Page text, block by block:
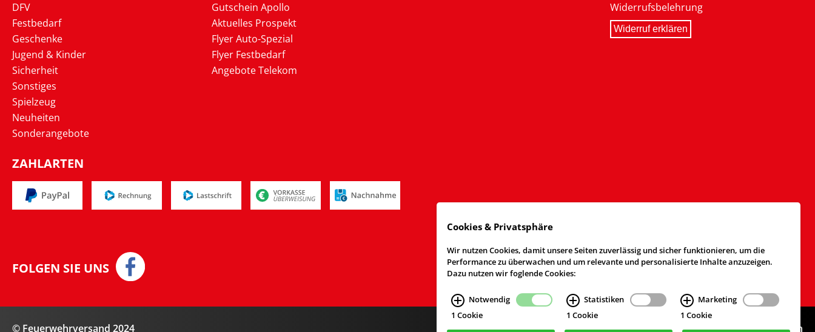
DFV
Festbedarf
Geschenke
Jugend & Kinder
Sicherheit
Sonstiges
Spielzeug
Neuheiten
Sonderangebote
Gutschein Apollo
Aktuelles Prospekt
Flyer Auto-Spezial
Flyer Festbedarf
Angebote Telekom
Widerrufsbelehrung
Widerruf erklären
ZAHLARTEN
FOLGEN SIE UNS
© Feuerwehrversand 2024 Webdesign & Realisierungcekom GmbH, Köln
Cookies & Privatsphäre
Wir nutzen Cookies, damit unsere Seiten zuverlässig und sicher funktionieren, um die
Performance zu überwachen und um relevante und personalisierte Inhalte anzuzeigen.
Dazu nutzen wir foglende Cookies:
Notwendig
1 Cookie
Statistiken
1 Cookie
Marketing
1 Cookie